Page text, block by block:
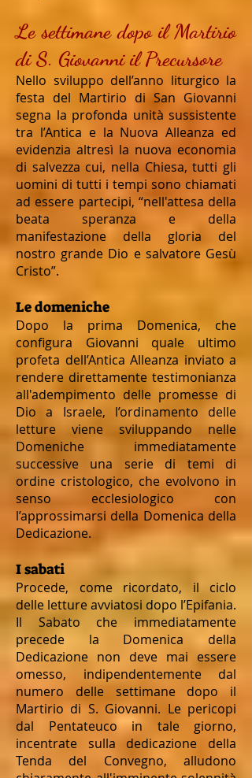
Le settimane dopo il Martirio
di S. Giovanni il Precursore
Nello sviluppo dell’anno liturgico la
festa del Martirio di San Giovanni
segna la profonda unità sussistente
tra l’Antica e la Nuova Alleanza ed
evidenzia altresì la nuova economia
di salvezza cui, nella Chiesa, tutti gli
uomini di tutti i tempi sono chiamati
ad essere partecipi, “nell'attesa della
beata speranza e della
manifestazione della gloria del
nostro grande Dio e salvatore Gesù
Cristo”.
Le domeniche
Dopo la prima Domenica, che
configura Giovanni quale ultimo
profeta dell’Antica Alleanza inviato a
rendere direttamente testimonianza
all'adempimento delle promesse di
Dio a Israele, l’ordinamento delle
letture viene sviluppando nelle
Domeniche immediatamente
successive una serie di temi di
ordine cristologico, che evolvono in
senso ecclesiologico con
l’approssimarsi della Domenica della
Dedicazione.
I sabati
Procede, come ricordato, il ciclo
delle letture avviatosi dopo l’Epifania.
Il Sabato che immediatamente
precede la Domenica della
Dedicazione non deve mai essere
omesso, indipendentemente dal
numero delle settimane dopo il
Martirio di S. Giovanni. Le pericopi
dal Pentateuco in tale giorno,
incentrate sulla dedicazione della
Tenda del Convegno, alludono